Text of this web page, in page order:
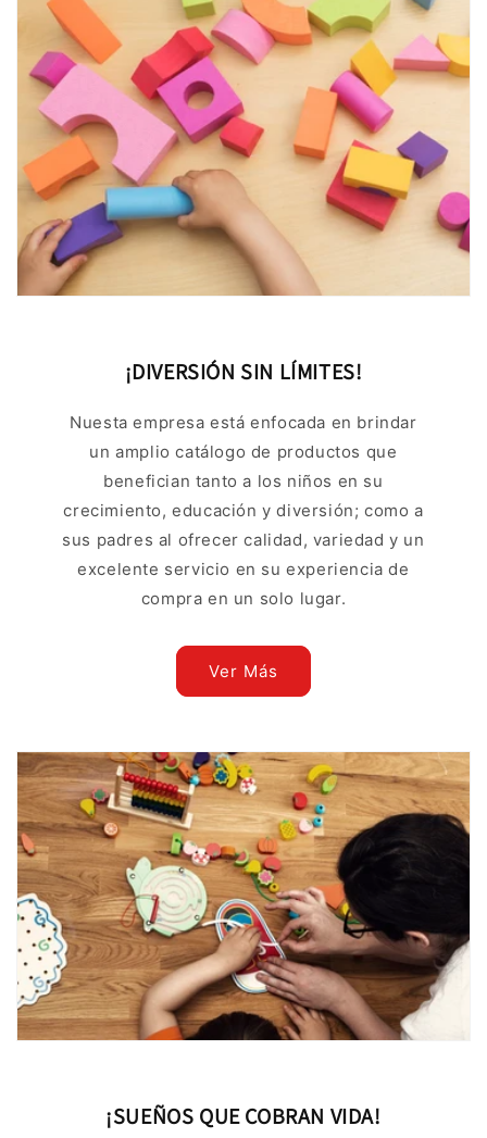
¡DIVERSIÓN SIN LÍMITES!
Nuesta empresa está enfocada en brindar
un amplio catálogo de productos que
benefician tanto a los niños en su
crecimiento, educación y diversión; como a
sus padres al ofrecer calidad, variedad y un
excelente servicio en su experiencia de
compra en un solo lugar.
Ver Más
¡SUEÑOS QUE COBRAN VIDA!